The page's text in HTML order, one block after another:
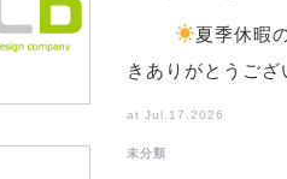
夏季休暇
きありがとうござ
at Jul.17.2026
未分類